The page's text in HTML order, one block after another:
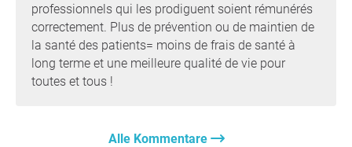
professionnels qui les prodiguent soient rémunérés
correctement. Plus de prévention ou de maintien de
la santé des patients= moins de frais de santé à
long terme et une meilleure qualité de vie pour
toutes et tous !
Alle Kommentare